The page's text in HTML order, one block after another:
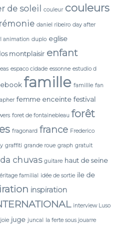
de soleil couleur couleurs
daniel ribeiro day after
animation duplo eglise
montplaisir enfant
espaco cidade essonne estudio d
famille famillle fan
femme enceinte festival
foret de fontainebleau forêt
fragonard france Frederico
graffiti grande roue graph gratuit
chuvas guitare haut de seine
familial idée de sortie ile de
inspiration
interview Luso
joie juge juncal la ferte sous jouarre